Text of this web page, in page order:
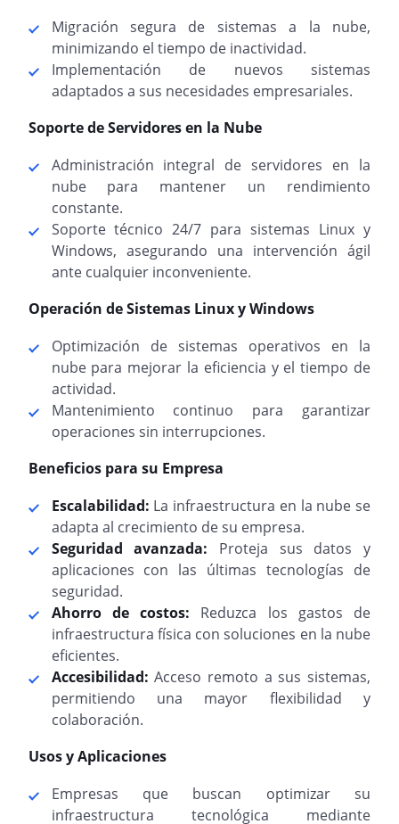
Migración segura de sistemas a la nube,
minimizando el tiempo de inactividad.
Implementación de nuevos sistemas
adaptados a sus necesidades empresariales.
Soporte de Servidores en la Nube
Administración integral de servidores en la
nube para mantener un rendimiento
constante.
Soporte técnico 24/7 para sistemas Linux y
Windows, asegurando una intervención ágil
ante cualquier inconveniente.
Operación de Sistemas Linux y Windows
Optimización de sistemas operativos en la
nube para mejorar la eficiencia y el tiempo de
actividad.
Mantenimiento continuo para garantizar
operaciones sin interrupciones.
Beneficios para su Empresa
Escalabilidad: La infraestructura en la nube se
adapta al crecimiento de su empresa.
Seguridad avanzada: Proteja sus datos y
aplicaciones con las últimas tecnologías de
seguridad.
Ahorro de costos: Reduzca los gastos de
infraestructura física con soluciones en la nube
eficientes.
Accesibilidad:Acceso remoto a sus sistemas,
permitiendo una mayor flexibilidad y
colaboración.
Usos y Aplicaciones
Empresas que buscan optimizar su
infraestructura tecnológica mediante